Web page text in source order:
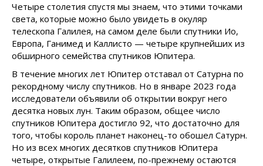
Четыре столетия спустя мы знаем, что этими точками
света, которые можно было увидеть в окуляр
телескопа Галилея, на самом деле были спутники Ио,
Европа, Ганимед и Каллисто — четыре крупнейших из
обширного семейства спутников Юпитера.
В течение многих лет Юпитер отставал от Сатурна по
рекордному числу спутников. Но в январе 2023 года
исследователи объявили об открытии вокруг него
десятка новых лун. Таким образом, общее число
спутников Юпитера достигло 92, что достаточно для
того, чтобы король планет наконец-то обошел Сатурн.
Но из всех многих десятков спутников Юпитера
четыре, открытые Галилеем, по-прежнему остаются